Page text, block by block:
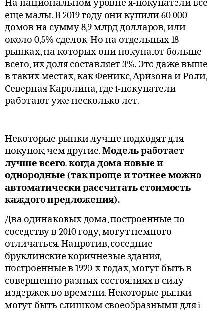
На национальном уровне я-покупатели все
еще малы. В 2019 году они купили 60 000
домов на сумму 8,9 млрд долларов, или
около 0,5% сделок. Но на отдельных 18
рынках, на которых они покупают больше
всего, их доля составляет 3%. Это даже выше
в таких местах, как Феникс, Аризона и Роли,
Северная Каролина, где i-покупатели
работают уже несколько лет.
Некоторые рынки лучше подходят для
покупок, чем другие.Модель работает
лучше всего, когда дома новые и
однородные (так проще и точнее можно
автоматически рассчитать стоимость
каждого предложения).
Два одинаковых дома, построенные по
соседству в 2010 году, могут немного
отличаться. Напротив, соседние
бруклинские коричневые здания,
построенные в 1920-х годах, могут быть в
совершенно разных состояниях в силу
издержек во времени. Некоторые рынки
могут быть слишком своеобразными для i-